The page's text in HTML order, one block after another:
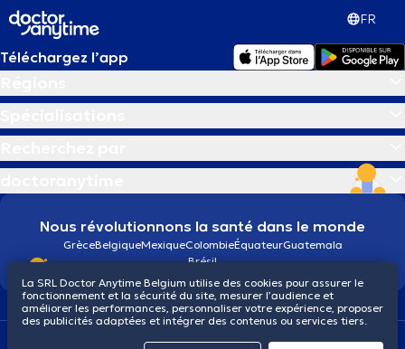
FR
Téléchargez l’app
Nous révolutionnons la santé dans le monde
GrèceBelgiqueMexiqueColombieÉquateurGuatemala
Brésil
Conditions généralesCookiesPolitique de confidentialité
La SRL Doctor Anytime Belgium utilise des cookies pour assurer le
fonctionnement et la sécurité du site, mesurer l’audience et
améliorer les performances, personnaliser votre expérience, proposer
des publicités adaptées et intégrer des contenus ou services tiers.